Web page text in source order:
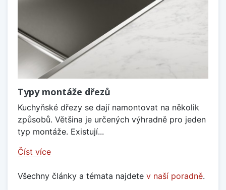
Typy montáže dřezů
Kuchyňské dřezy se dají namontovat na několik
způsobů. Většina je určených výhradně pro jeden
typ montáže. Existují...
Číst více
Všechny články a témata najdete v naší poradně.